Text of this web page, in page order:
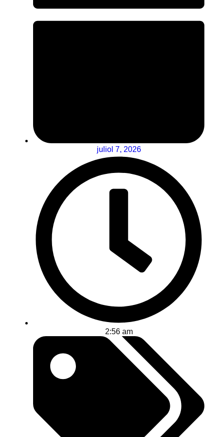
juliol 7, 2026
2:56 am